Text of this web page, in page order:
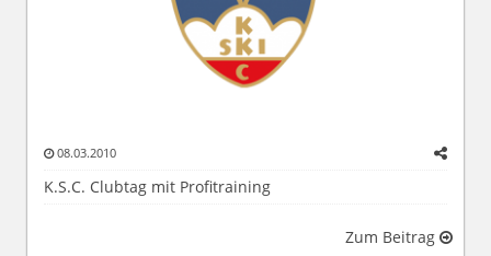
08.03.2010
K.S.C. Clubtag mit Profitraining
Zum Beitrag